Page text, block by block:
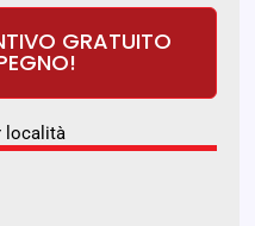
GRATUITO
località